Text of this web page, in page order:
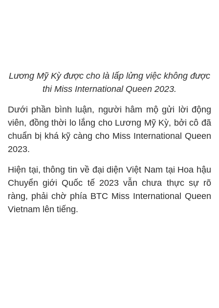
Lương Mỹ Kỳ được cho là lấp lửng việc không được
thi Miss International Queen 2023.
Dưới phần bình luận, người hâm mộ gửi lời động
viên, đồng thời lo lắng cho Lương Mỹ Kỳ, bởi cô đã
chuẩn bị khá kỹ càng cho Miss International Queen
2023.
Hiện tại, thông tin về đại diện Việt Nam tại Hoa hậu
Chuyển giới Quốc tế 2023 vẫn chưa thực sự rõ
ràng, phải chờ phía BTC Miss International Queen
Vietnam lên tiếng.